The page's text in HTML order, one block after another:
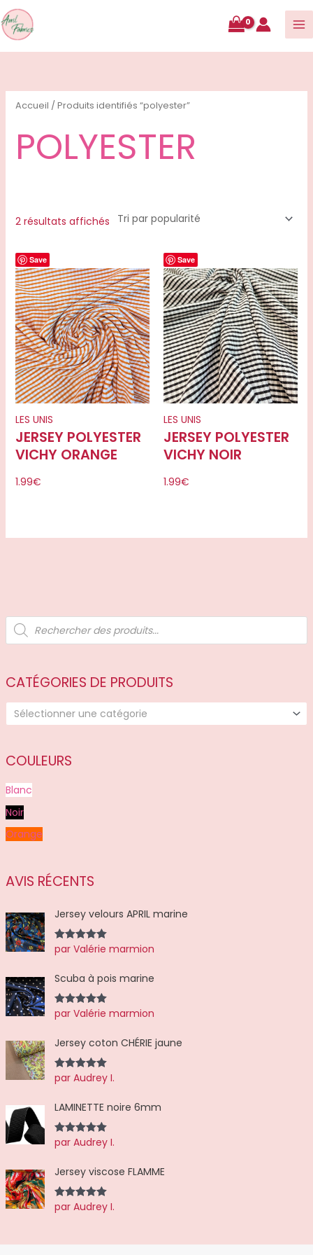
contenu
R
c
c
h
e
p
d
u
t
s
CATÉGORIES DE PRODUITS
Sélectionner une catégorie
COULEURS
Blanc
Noir
Orange
AVIS RÉCENTS
Jersey velours APRIL marine
Note5sur
5
par Valérie marmion
Scuba à pois marine
Note5sur
5
par Valérie marmion
Jersey coton CHÉRIE jaune
Note5sur
5
par Audrey I.
LAMINETTE noire 6mm
Note5sur
5
par Audrey I.
Jersey viscose FLAMME
Note5sur
5
par Audrey I.
Accueil / Produits identifiés “polyester”
POLYESTER
2 résultats affichés
Trié
Save
LES UNIS
JERSEY POLYESTER
VICHY ORANGE
1.99€
Save
LES UNIS
JERSEY POLYESTER
VICHY NOIR
1.99€